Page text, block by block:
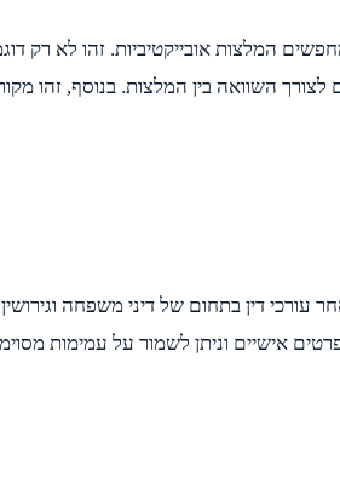
המלצות אובייקטיביות. זהו לא רק
השוואה בין המלצות. בנוסף, זהו
דין בתחום של דיני משפחה
אישיים וניתן לשמור על עמימות